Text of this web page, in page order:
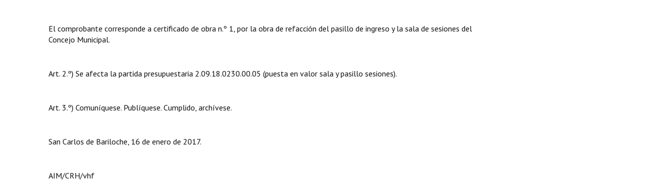
El comprobante corresponde a certificado de obra n.º 1, por la obra de refacción del pasillo de ingreso y la sala de sesiones del
Concejo Municipal.
Art. 2.º) Se afecta la partida presupuestaria 2.09.18.0230.00.05 (puesta en valor sala y pasillo sesiones).
Art. 3.º) Comuníquese. Publíquese. Cumplido, archívese.
San Carlos de Bariloche, 16 de enero de 2017.
AIM/CRH/vhf